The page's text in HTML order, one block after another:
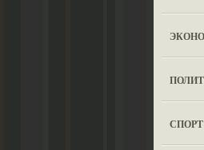
СПОРТ